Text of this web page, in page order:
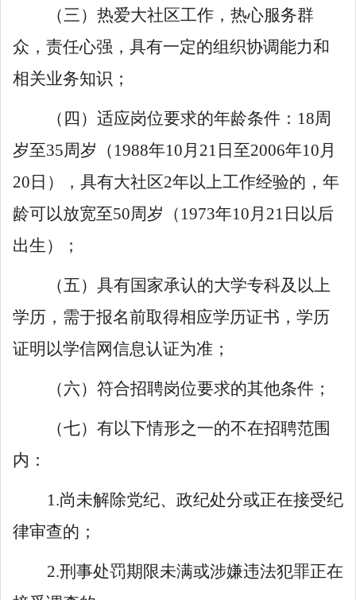
（三） 热爱大社区工作，热心服务群
众，责任心强，具有一定的组织协调能力和
相关业务知识；
（四） 适应岗位要求的年龄条件： 18周
岁至35周岁（ 1988年10 月 21 日至2006年10 月
20 日），具有大社区2年以上工作经验的，年
龄可以放宽至50周岁（ 1973年10 月 21 日 以后
出生 ）；
（五）具有国家承认的大学专科及以上
学历，需于报名前取得相应学历证书，学历
证明以学信网信息认证为准；
（六）符合招聘岗位要求的其他条件；
（七）有以下情形之一的不在招聘范围
内：
1.尚未解除党纪、政纪处分或正在接受纪
律审查的；
2.刑事处罚期限未满或涉嫌违法犯罪正在